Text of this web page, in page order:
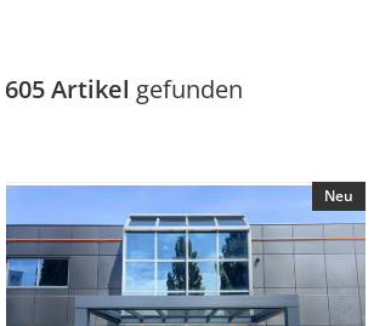
605 Artikel gefunden
Neu